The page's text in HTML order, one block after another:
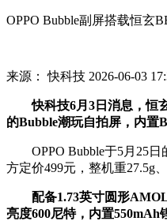
OPPO Bubble副屏搭载恒玄
来源： 快科技 2026-06-03
快科技6月3日消息，恒
的Bubble潮玩自拍屏，内置
OPPO Bubble于5月25日
方定价499元，整机重27.5g、
配备1.73英寸圆形
亮度600尼特，内置